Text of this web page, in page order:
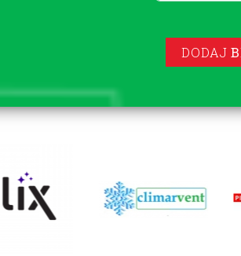
DODAJ